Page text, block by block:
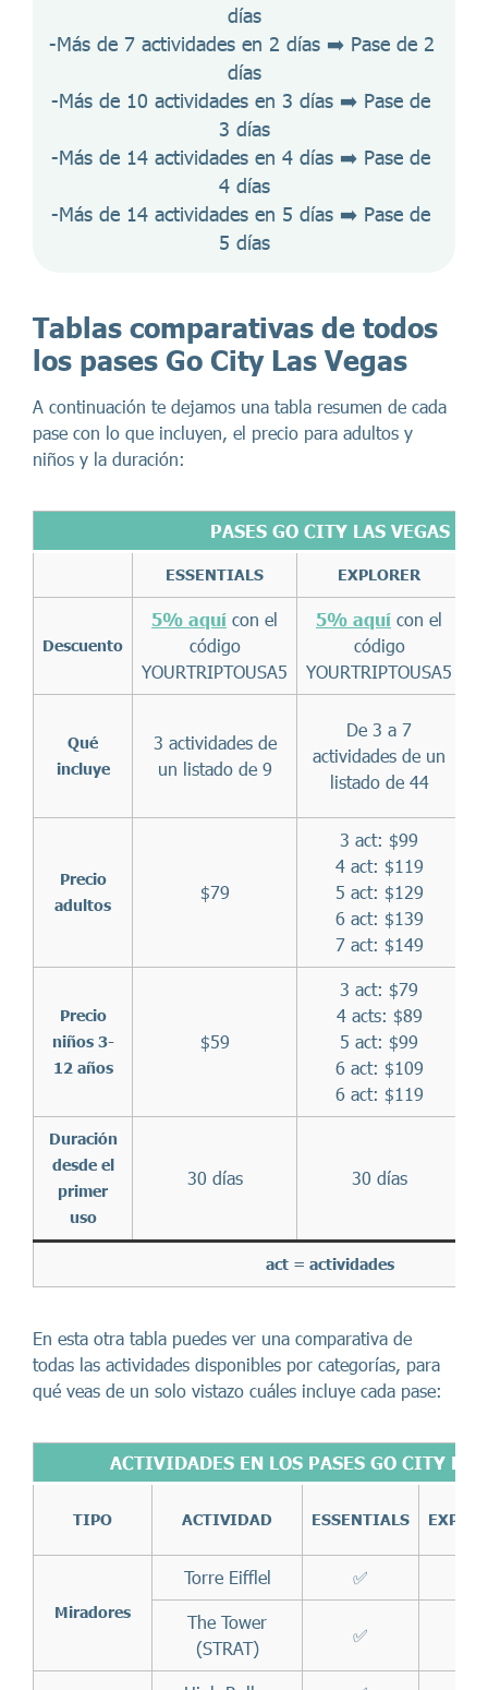
días
-Más de 7 actividades en 2 días ➡️ Pase de 2
días
-Más de 10 actividades en 3 días ➡️ Pase de
3 días
-Más de 14 actividades en 4 días ➡️ Pase de
4 días
-Más de 14 actividades en 5 días ➡️ Pase de
5 días
Tablas comparativas de todos
los pases Go City Las Vegas
A continuación te dejamos una tabla resumen de cada
pase con lo que incluyen, el precio para adultos y
niños y la duración:
PASES GO CITY LAS VEGAS
ESSENTIALS EXPLORER
Descuento
5% aquí con el
código
YOURTRIPTOUSA5
5% aquí con el
código
YOURTRIPTOUSA5
Qué
incluye
3 actividades de
un listado de 9
De 3 a 7
actividades de un
listado de 44
Precio
adultos
$79
3 act: $99
4 act: $119
5 act: $129
6 act: $139
7 act: $149
Precio
niños 3-
12 años
$59
3 act: $79
4 acts: $89
5 act: $99
6 act: $109
6 act: $119
Duración
desde el
primer
uso
30 días 30 días
act = actividades
En esta otra tabla puedes ver una comparativa de
todas las actividades disponibles por categorías, para
qué veas de un solo vistazo cuáles incluye cada pase:
ACTIVIDADES EN LOS PASES GO CITY LAS
TIPO ACTIVIDAD ESSENTIALS
Miradores
Torre Eifflel ✅
The Tower
(STRAT)
✅